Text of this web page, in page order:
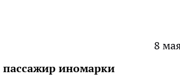
8
пассажир иномарки